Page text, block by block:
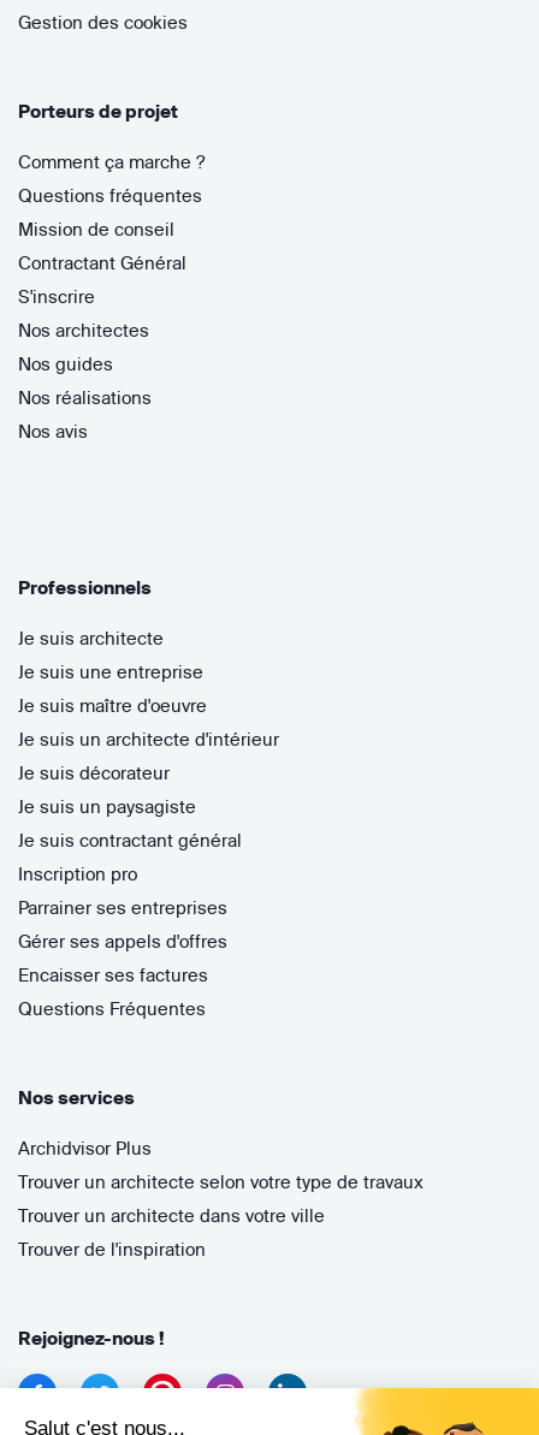
Salut c'est nous...
Gestion des cookies
Porteurs de projet
Comment ça marche ?
Questions fréquentes
Mission de conseil
Contractant Général
S'inscrire
Nos architectes
Nos guides
Nos réalisations
Nos avis
Professionnels
Je suis architecte
Je suis une entreprise
Je suis maître d'oeuvre
Je suis un architecte d'intérieur
Je suis décorateur
Je suis un paysagiste
Je suis contractant général
Inscription pro
Parrainer ses entreprises
Gérer ses appels d'offres
Encaisser ses factures
Questions Fréquentes
Nos services
Archidvisor Plus
Trouver un architecte selon votre type de travaux
Trouver un architecte dans votre ville
Trouver de l'inspiration
Rejoignez-nous !